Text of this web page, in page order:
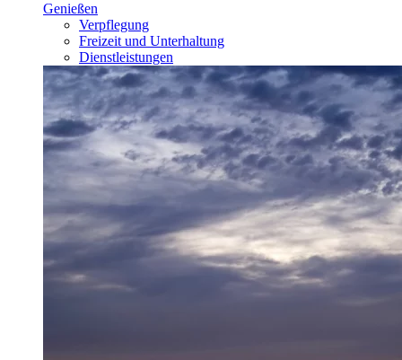
Genießen
Verpflegung
Freizeit und Unterhaltung
Dienstleistungen